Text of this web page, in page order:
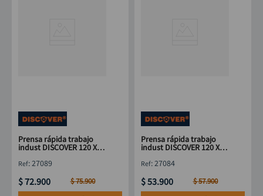
Prensa rápida trabajo
indust DISCOVER 120 X
:27089
$72.900 $75.900
Prensa rápida trabajo
indust DISCOVER 120 X
:27084
$53.900 $57.900